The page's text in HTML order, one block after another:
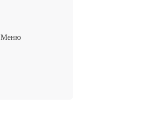
Меню